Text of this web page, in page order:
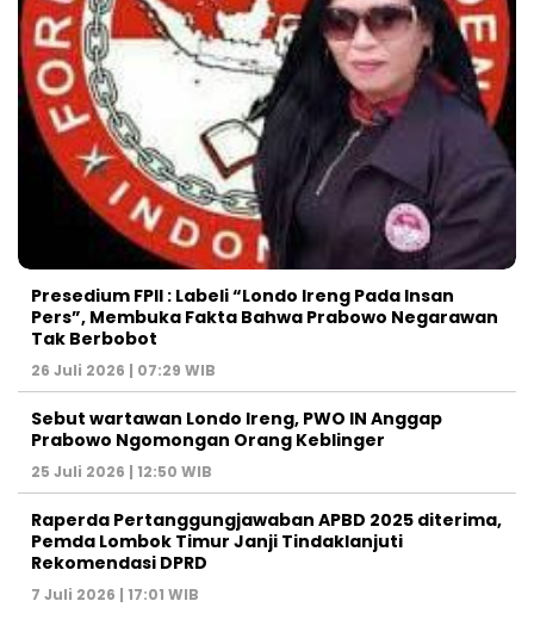
Presedium FPII : Labeli “Londo Ireng Pada Insan
Pers”, Membuka Fakta Bahwa Prabowo Negarawan
Tak Berbobot
26 Juli 2026 | 07:29 WIB
Sebut wartawan Londo Ireng, PWO IN Anggap
Prabowo Ngomongan Orang Keblinger
25 Juli 2026 | 12:50 WIB
Raperda Pertanggungjawaban APBD 2025 diterima,
Pemda Lombok Timur Janji Tindaklanjuti
Rekomendasi DPRD
7 Juli 2026 | 17:01 WIB